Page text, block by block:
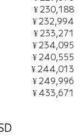
¥ 230,188
¥ 232,994
¥ 233,271
¥ 234,095
¥ 240,555
¥ 244,013
¥ 249,996
¥ 433,671